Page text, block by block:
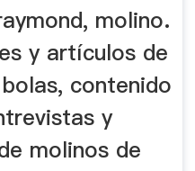
molino.
y artículos de
contenido
y
molinos de